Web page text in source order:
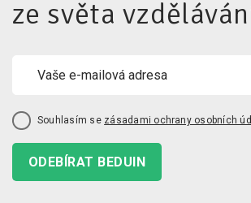
ze světa
Souhlasím se zásadami ochrany osobních
ODEBÍRAT BEDUIN